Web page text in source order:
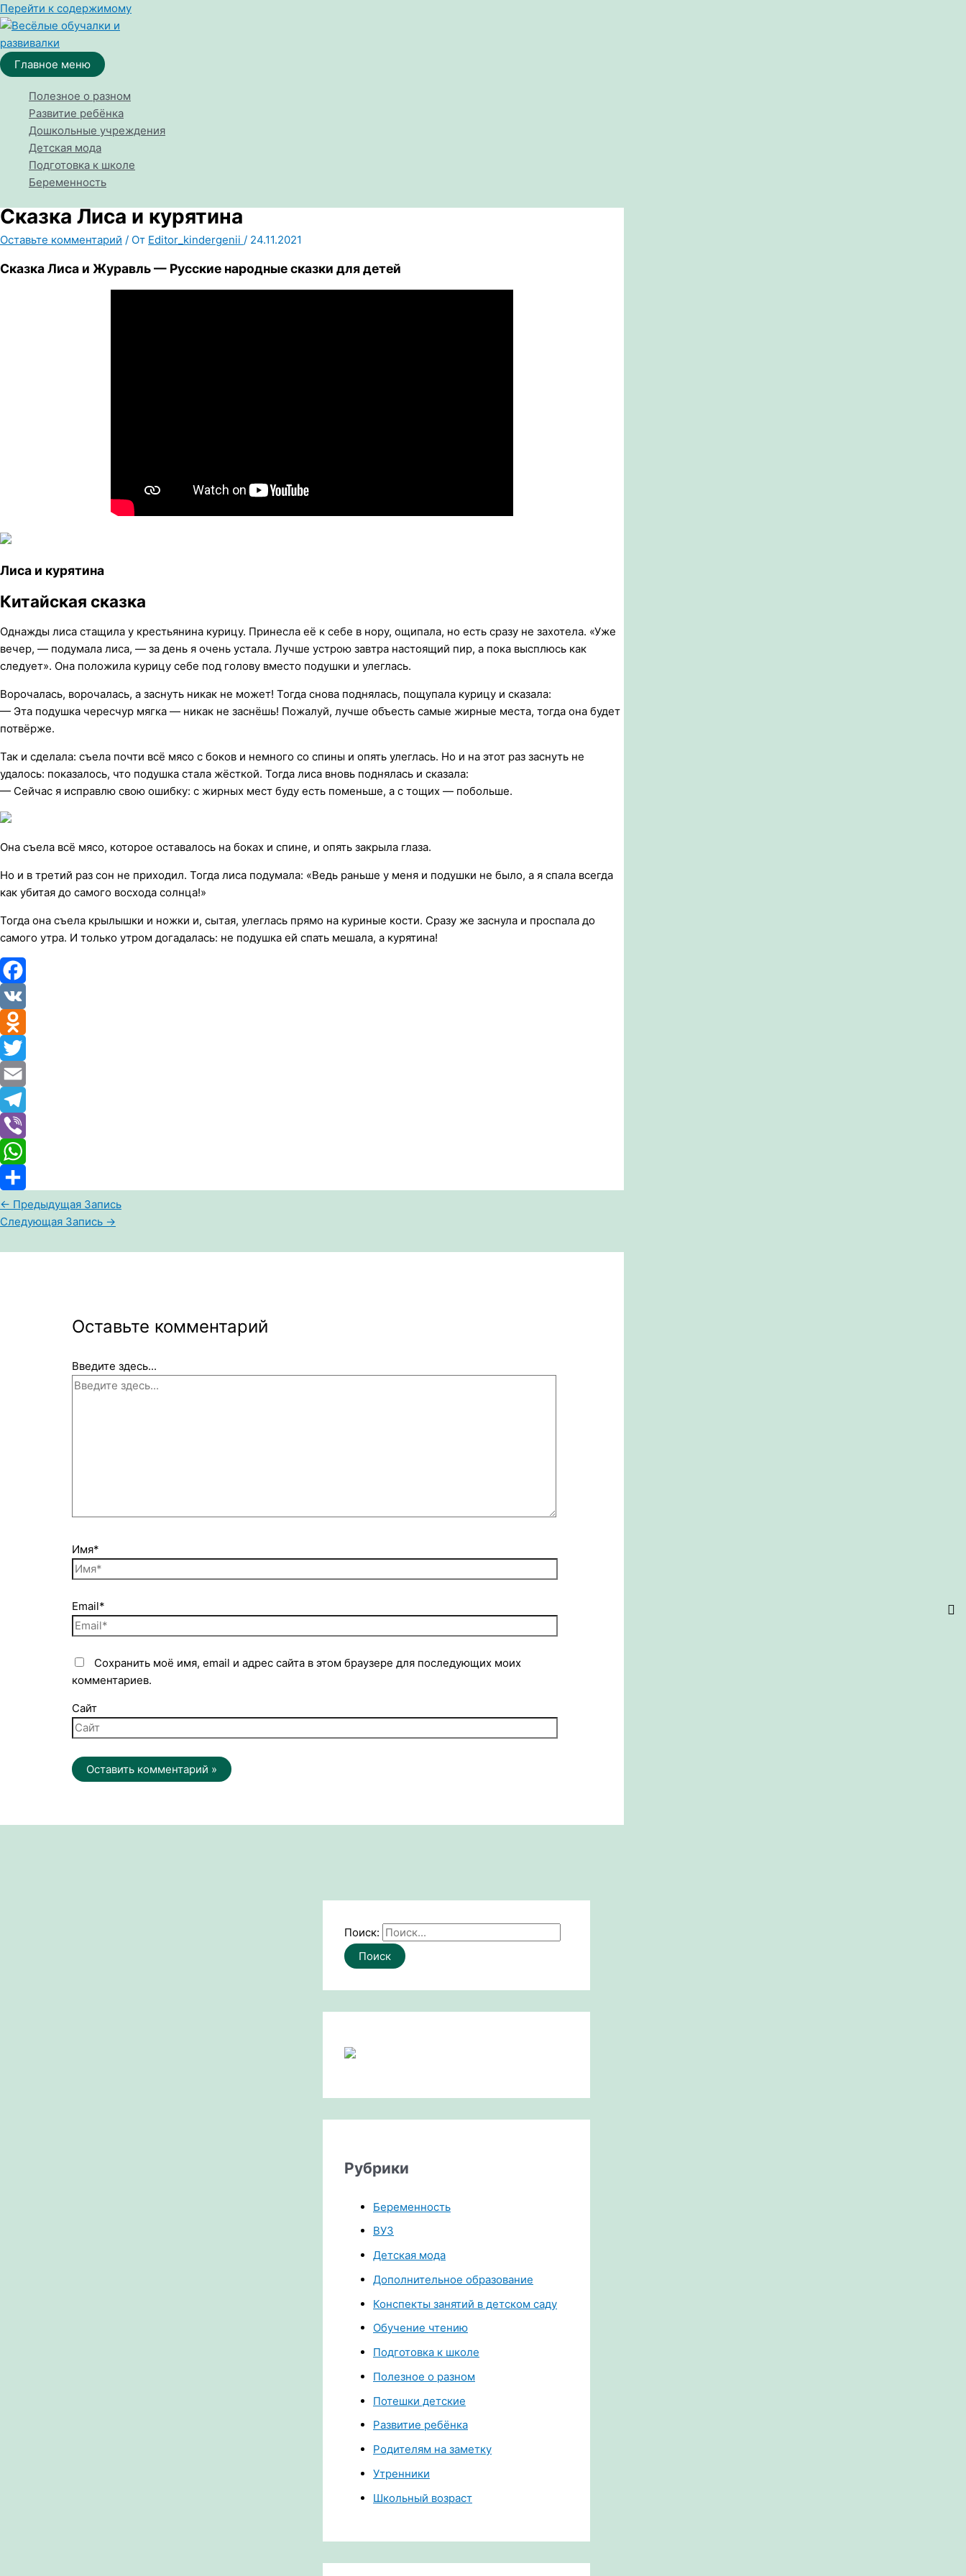
Перейти к содержимому
Главное меню
Полезное о разном
Развитие ребёнка
Дошкольные учреждения
Детская мода
Подготовка к школе
Беременность
Сказка Лиса и курятина
Оставьте комментарий / От Editor_kindergenii / 24.11.2021
Сказка Лиса и Журавль — Русские народные сказки для детей
Лиса и курятина
Китайская сказка
Однажды лиса стащила у крестьянина курицу. Принесла её к себе в нору, ощипала, но есть сразу не захотела. «Уже
вечер, — подумала лиса, — за день я очень устала. Лучше устрою завтра настоящий пир, а пока высплюсь как
следует». Она положила курицу себе под голову вместо подушки и улеглась.
Ворочалась, ворочалась, а заснуть никак не может! Тогда снова поднялась, пощупала курицу и сказала:
— Эта подушка чересчур мягка — никак не заснёшь! Пожалуй, лучше объесть самые жирные места, тогда она будет
потвёрже.
Так и сделала: съела почти всё мясо с боков и немного со спины и опять улеглась. Но и на этот раз заснуть не
удалось: показалось, что подушка стала жёсткой. Тогда лиса вновь поднялась и сказала:
— Сейчас я исправлю свою ошибку: с жирных мест буду есть поменьше, а с тощих — побольше.
Она съела всё мясо, которое оставалось на боках и спине, и опять закрыла глаза.
Но и в третий раз сон не приходил. Тогда лиса подумала: «Ведь раньше у меня и подушки не было, а я спала всегда
как убитая до самого восхода солнца!»
Тогда она съела крылышки и ножки и, сытая, улеглась прямо на куриные кости. Сразу же заснула и проспала до
самого утра. И только утром догадалась: не подушка ей спать мешала, а курятина!
Facebook
VK
Odnoklassniki
Twitter
Email
Telegram
Viber
WhatsApp
Отправить
← Предыдущая Запись
Следующая Запись →
Оставьте комментарий
Введите здесь...
Имя*
Email*
Сохранить моё имя, email и адрес сайта в этом браузере для последующих моих
комментариев.
Сайт
Поиск:
Рубрики
Беременность
ВУЗ
Детская мода
Дополнительное образование
Конспекты занятий в детском саду
Обучение чтению
Подготовка к школе
Полезное о разном
Потешки детские
Развитие ребёнка
Родителям на заметку
Утренники
Школьный возраст